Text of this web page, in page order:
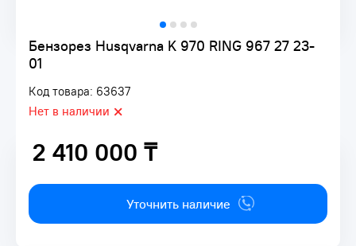
Бензорез Husqvarna K 970 RING 967 27 23-
01
Код товара: 63637
Нет в наличии
2 410 000 ₸
2 410 000 ₸
Уточнить наличие